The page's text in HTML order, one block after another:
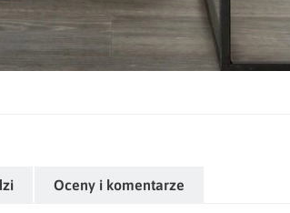
Oceny i komentarze